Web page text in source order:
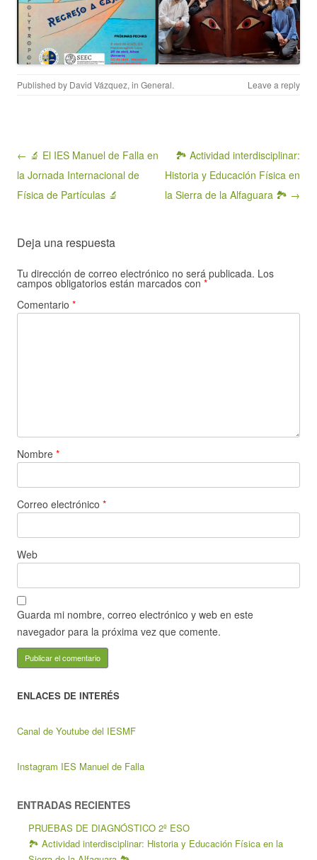
Published by David Vázquez, in General. Leave a reply
Post navigation
← 🔬 El IES Manuel de Falla en
la Jornada Internacional de
Física de Partículas 🔬
🏞️ Actividad interdisciplinar:
Historia y Educación Física en
la Sierra de la Alfaguara 🏞️ →
Deja una respuesta
Tu dirección de correo electrónico no será publicada. Los
campos obligatorios están marcados con *
Comentario *
Nombre *
Correo electrónico *
Web
Guarda mi nombre, correo electrónico y web en este
navegador para la próxima vez que comente.
ENLACES DE INTERÉS
Canal de Youtube del IESMF
Instagram IES Manuel de Falla
ENTRADAS RECIENTES
PRUEBAS DE DIAGNÓSTICO 2º ESO
🏞️ Actividad interdisciplinar: Historia y Educación Física en la